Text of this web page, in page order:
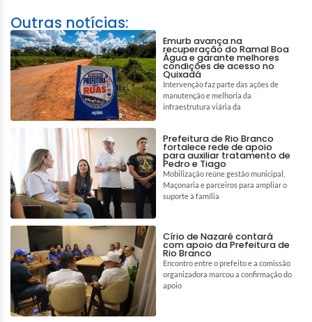
Outras notícias:
Emurb avança na
recuperação do Ramal Boa
Água e garante melhores
condições de acesso no
Quixadá
Intervenção faz parte das ações de
manutenção e melhoria da
infraestrutura viária da
Prefeitura de Rio Branco
fortalece rede de apoio
para auxiliar tratamento de
Pedro e Tiago
Mobilização reúne gestão municipal,
Maçonaria e parceiros para ampliar o
suporte à família
Círio de Nazaré contará
com apoio da Prefeitura de
Rio Branco
Encontro entre o prefeito e a comissão
organizadora marcou a confirmação do
apoio